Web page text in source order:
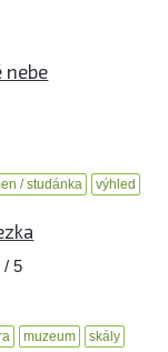
nebe
/ studánka výhled
/ 5
muzeum
skály